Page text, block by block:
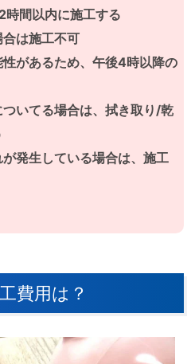
間以内に施工する
は施工不可
があるため、午後4時以降の
いてる場合は、拭き取り/乾
発生している場合は、施工
費用は？